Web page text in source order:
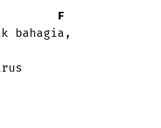
F
bahagia,